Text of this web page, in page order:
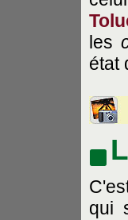
les
état
qui